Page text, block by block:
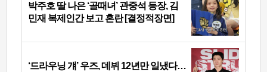
박주호 딸 나은 ‘골때녀’ 관중석 등장, 김
민재 복제인간 보고 혼란 [결정적장면]
‘드라우닝 걔’ 우즈, 데뷔 12년만 일냈다…